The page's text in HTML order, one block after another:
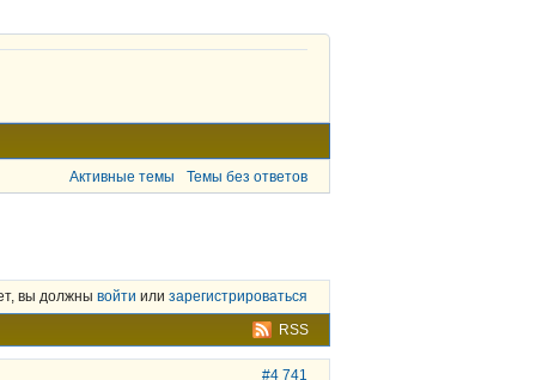
Активные темы Темы без ответов
вы должны войти или зарегистрироваться
RSS
#4 741